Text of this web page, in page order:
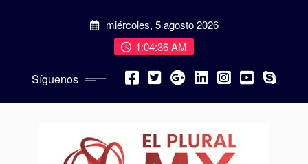
miércoles, 5 agosto 2026
1:04:37 AM
Síguenos